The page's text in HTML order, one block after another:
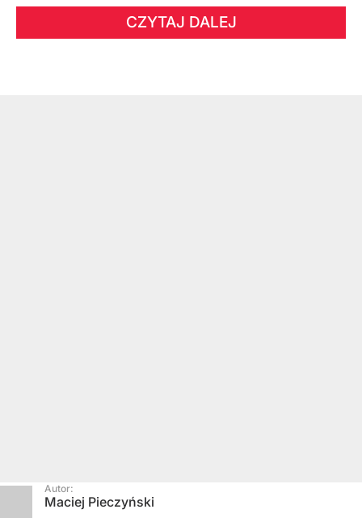
CZYTAJ DALEJ
Autor:
Maciej Pieczyński